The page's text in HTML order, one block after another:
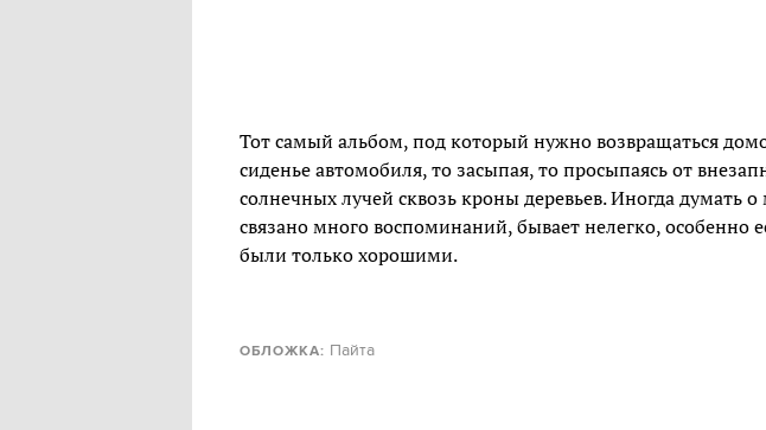
Тот самый альбом, под который нужно возвращаться
сиденье автомобиля, то засыпая, то просыпаясь от
солнечных лучей сквозь кроны деревьев. Иногда думать
связано много воспоминаний, бывает нелегко, особенно
были только хорошими.
ОБЛОЖКА: Пайта